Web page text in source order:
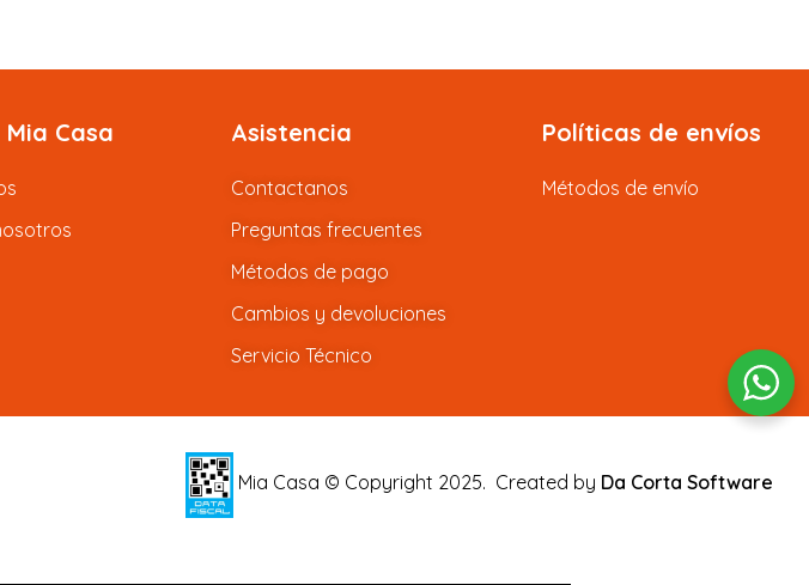
Casa Asistencia
Contactanos
Preguntas frecuentes
Métodos de pago
Cambios y devoluciones
Servicio Técnico
Políticas de envíos
Métodos de envío
Mia Casa © Copyright 2025. Created by Da Corta Software